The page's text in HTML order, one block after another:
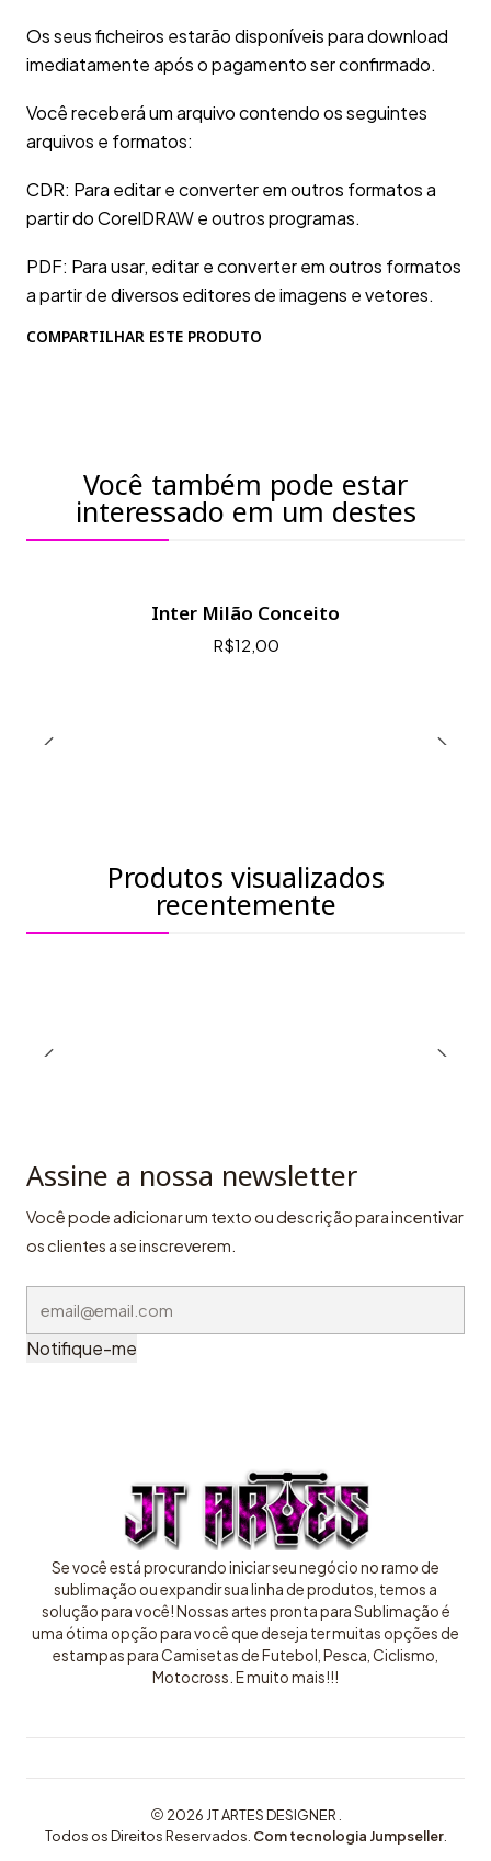
Os seus ficheiros estarão disponíveis para download
imediatamente após o pagamento ser confirmado.
Você receberá um arquivo contendo os seguintes
arquivos e formatos:
CDR: Para editar e converter em outros formatos a
partir do CorelDRAW e outros programas.
PDF: Para usar, editar e converter em outros formatos
a partir de diversos editores de imagens e vetores.
COMPARTILHAR ESTE PRODUTO
Você também pode estar
interessado em um destes
Inter Milão Conceito
R$12,00
Produtos visualizados
recentemente
Assine a nossa newsletter
Você pode adicionar um texto ou descrição para incentivar
os clientes a se inscreverem.
Notifique-me
Se você está procurando iniciar seu negócio no ramo de
sublimação ou expandir sua linha de produtos, temos a
solução para você! Nossas artes pronta para Sublimação é
uma ótima opção para você que deseja ter muitas opções de
estampas para Camisetas de Futebol, Pesca, Ciclismo,
Motocross. E muito mais!!!
2026 JT ARTES DESIGNER .
Todos os Direitos Reservados. Com tecnologia Jumpseller.